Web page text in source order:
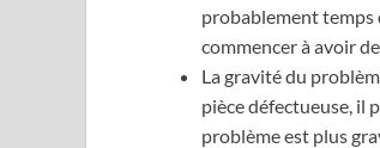
probablement temps
commencer à avoir
La gravité du
pièce défectueuse, il
problème est plus